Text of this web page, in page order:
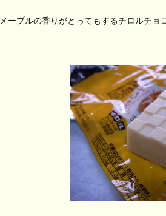
メープルの香りがとってもするチロルチョ